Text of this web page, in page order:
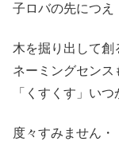
子ロバの先につ
木を掘り出して創
ネーミングセンス
「くすくす」い
度々すみません・